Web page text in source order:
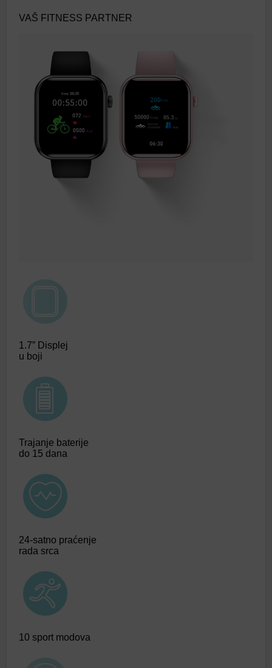
VAŠ FITNESS PARTNER
1.7” Displej
u boji
Trajanje baterije
do 15 dana
24-satno praćenje
rada srca
10 sport modova